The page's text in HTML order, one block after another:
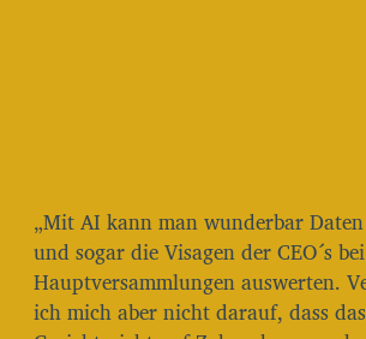
„Mit AI kann man wunderbar
und sogar die Visagen der CEO´s bei
Hauptversammlungen auswerten.
ich mich aber nicht darauf, dass